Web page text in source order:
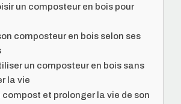
un composteur en bois pour
composteur en bois selon ses
un composteur en bois sans
la vie
compost et prolonger la vie de son